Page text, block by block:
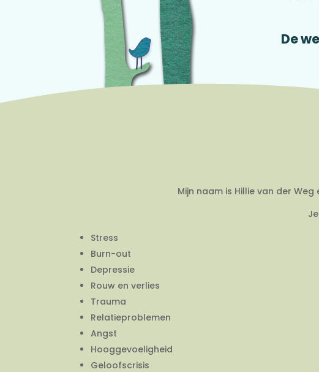
De
Mijn naam is Hillie van der
Stress
Burn-out
Depressie
Rouw en verlies
Trauma
Relatieproblemen
Angst
Hooggevoeligheid
Geloofscrisis